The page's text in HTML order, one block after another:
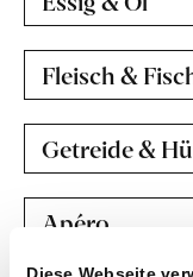
Fleisch &
Getreide &
Apéro